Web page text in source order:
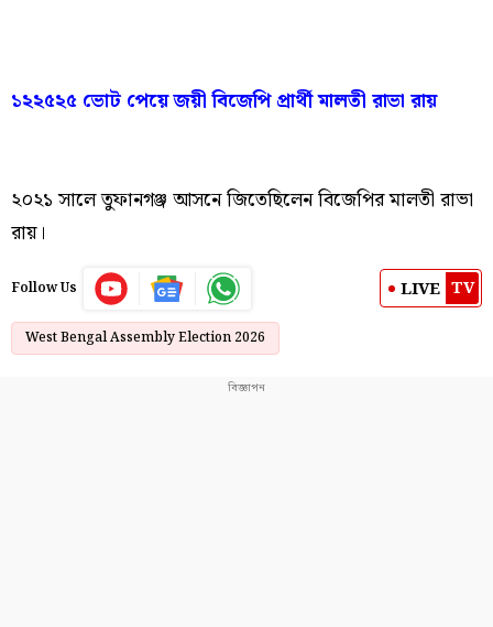
১২২৫২৫ ভোট পেয়ে জয়ী বিজেপি প্রার্থী মালতী রাভা রায়
২০২১ সালে তুফানগঞ্জ আসনে জিতেছিলেন বিজেপির মালতী রাভা
রায়।
Follow Us LIVE TV
West Bengal Assembly Election 2026